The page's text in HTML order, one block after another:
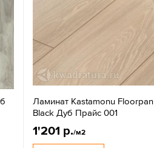
Ламинат Kastamonu Floorpan
Black Дуб Прайс 001
1'201 р./м2